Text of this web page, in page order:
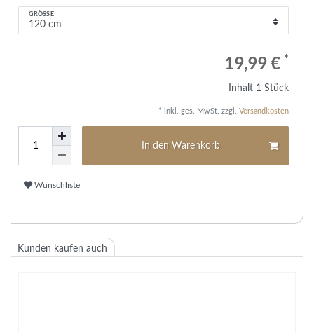
GRÖSSE
19,99 € *
Inhalt 1 Stück
* inkl. ges. MwSt. zzgl. Versandkosten
In den Warenkorb
Wunschliste
Kunden kaufen auch